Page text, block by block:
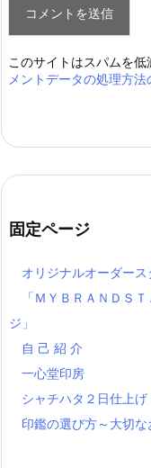
このサイトはスパムを
メントデータの処理方
固定ページ
オリジナルオーダース
「ＭＹＢＲＡＮＤ
ジ」
自 己 紹 介
一心堂印房
シャチハタ２日仕上げ
印鑑の選び方～大切な